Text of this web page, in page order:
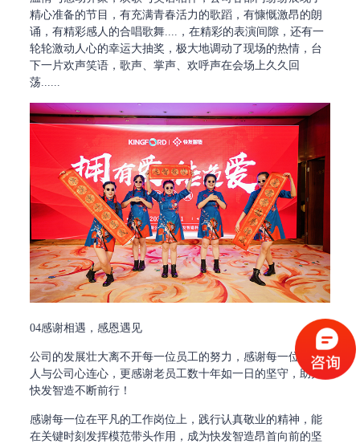
精心准备的节目，有充满青春活力的歌蹈，有慷慨激昂的朗
诵，有精彩感人的合唱歌舞....，在精彩的表演间隙，还有一
轮轮激动人心的幸运大抽奖，极大地调动了现场的热情，台
下一片欢声笑语，歌声、掌声、欢呼声在会场上久久回
荡......
04感谢相遇，感恩遇见
公司的发展壮大离不开每一位员工的努力，感谢每一位快发
人与公司心连心，更感谢老员工数十年如一日的坚守，助力
快发智造不断前行！
感谢每一位在平凡的工作岗位上，践行认真敬业的精神，能
在关键时刻发挥模范带头作用，成为快发智造昂首向前的坚